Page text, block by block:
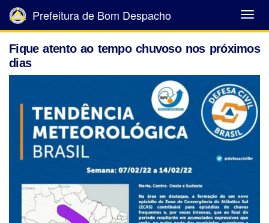
Abrir
Menu
Prefeitura de Bom Despacho
Fique atento ao tempo chuvoso nos próximos
dias